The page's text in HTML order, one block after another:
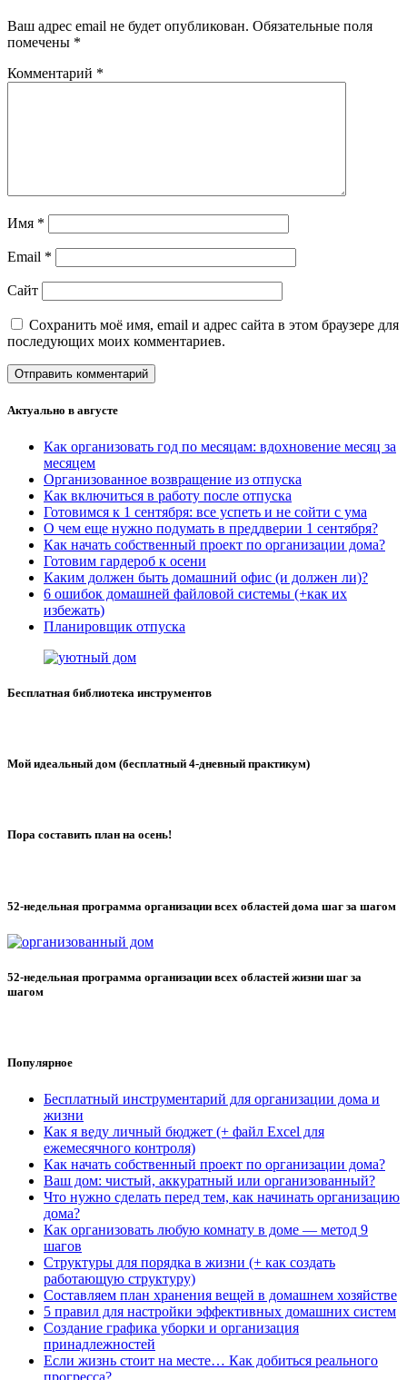
Ваш адрес email не будет опубликован. Обязательные поля
помечены *
Комментарий *
Имя *
Email *
Сайт
Сохранить моё имя, email и адрес сайта в этом браузере для
последующих моих комментариев.
Актуально в августе
Как организовать год по месяцам: вдохновение месяц за
месяцем
Организованное возвращение из отпуска
Как включиться в работу после отпуска
Готовимся к 1 сентября: все успеть и не сойти с ума
О чем еще нужно подумать в преддверии 1 сентября?
Как начать собственный проект по организации дома?
Готовим гардероб к осени
Каким должен быть домашний офис (и должен ли)?
6 ошибок домашней файловой системы (+как их
избежать)
Планировщик отпуска
Бесплатная библиотека инструментов
Мой идеальный дом (бесплатный 4-дневный практикум)
Пора составить план на осень!
52-недельная программа организации всех областей дома шаг за шагом
52-недельная программа организации всех областей жизни шаг за
шагом
Популярное
Бесплатный инструментарий для организации дома и
жизни
Как я веду личный бюджет (+ файл Excel для
ежемесячного контроля)
Как начать собственный проект по организации дома?
Ваш дом: чистый, аккуратный или организованный?
Что нужно сделать перед тем, как начинать организацию
дома?
Как организовать любую комнату в доме — метод 9
шагов
Структуры для порядка в жизни (+ как создать
работающую структуру)
Составляем план хранения вещей в домашнем хозяйстве
5 правил для настройки эффективных домашних систем
Создание графика уборки и организация
принадлежностей
Если жизнь стоит на месте… Как добиться реального
прогресса?